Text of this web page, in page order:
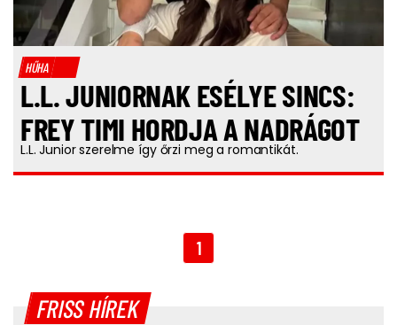
HŰHA
L.L. JUNIORNAK ESÉLYE SINCS:
FREY TIMI HORDJA A NADRÁGOT
L.L. Junior szerelme így őrzi meg a romantikát.
1
FRISS HÍREK